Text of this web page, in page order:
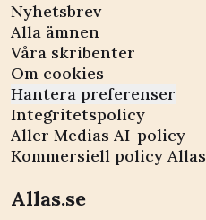
Nyhetsbrev
Alla ämnen
Våra skribenter
Om cookies
Hantera preferenser
Integritetspolicy
Aller Medias AI-policy
Kommersiell policy Allas
Allas.se